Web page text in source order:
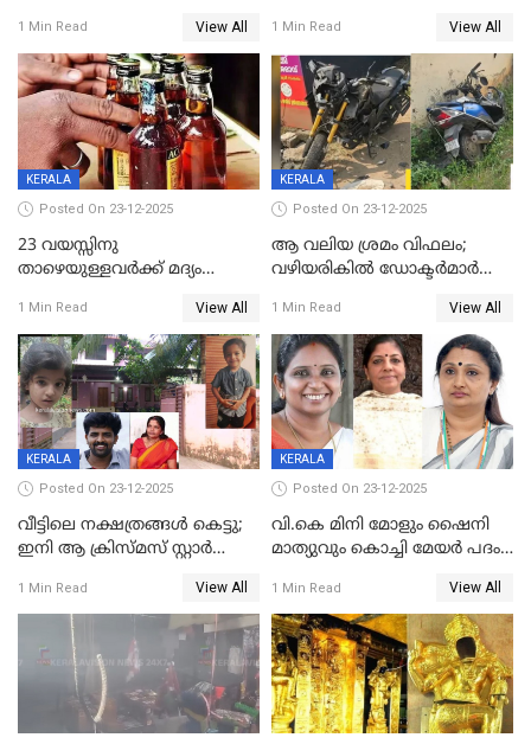
59 വർഷം തടവും 90,൦൦൦ രൂപ
പിഴയും ശിക്ഷ
1 Min Read View All
കണ്ടെത്താൻ ഇന്ന് കോർ
കമ്മിറ്റി കൂടിയില്ല';
അതൃപ്തിയുമായി ദീപ്തി മേരി
വർഗീസ്
1 Min Read View All
KERALA
Posted On 23-12-2025
23 വയസ്സിനു
താഴെയുള്ളവർക്ക് മദ്യം
നടപടി;സ്ഥാപനങ്ങൾക്കെതിരെ
രണ്ട് കേസുകൾ
1 Min Read View All
KERALA
Posted On 23-12-2025
ആ വലിയ ശ്രമം വിഫലം;
വഴിയരികില്‍ ‌ഡോക്ടര്‍മാര്‍
മരണത്തിന് കീഴടങ്ങി
1 Min Read View All
KERALA
Posted On 23-12-2025
വീട്ടിലെ നക്ഷത്രങ്ങൾ കെട്ടു;
ഇനി ആ ക്രിസ്മസ് സ്റ്റാർ
വേണ്ടിയുള്ള
പിടിവലിക്കിടയിൽ
അപ്പൂപ്പനെതിരെ പോക്സോ
കേസ് ഒടുവിൽ 4 ജീവനുകൾ
പൊലിഞ്ഞു
1 Min Read View All
KERALA
Posted On 23-12-2025
വി.കെ മിനി മോളും ഷൈനി
മാത്യുവും കൊച്ചി മേയർ പദം
മേയറാകില്ല
1 Min Read View All